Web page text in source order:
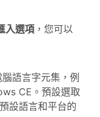
入選項 ，您可以
語言字元集，例
CE。預設選取
設語言和平台的